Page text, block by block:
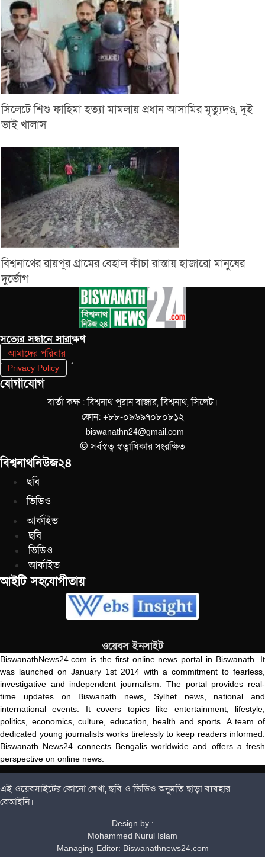
সিলেটে শিশু ফাহিমা হত্যা মামলায় প্রধান আসামির মৃত্যুদণ্ড, দুই
ভাই খালাস
বিশ্বনাথের রায়পুর গ্রামের বেহাল কাঁচা রাস্তায় হাজারো মানুষের
দুর্ভোগ
সত‌্যের সন্ধানে সারাক্ষণ
আমাদের পরিবার
Privacy Policy
যোগাযোগ
বার্তা কক্ষ : বিশ্বনাথ পুরান বাজার, বিশ্বনাথ, সিলেট।
ফোন: +৮৮-০৯৬৯৭০৮০৮১২
biswanathn24@gmail.com
© সর্বস্বত্ব স্বত্বাধিকার সংরক্ষিত
বিশ্বনাথনিউজ২৪
ছবি
ভিডিও
আর্কাইভ
ছবি
ভিডিও
আর্কাইভ
আইটি সহযোগীতায়
ওয়েবস ইনসাইট
BiswanathNews24.com is the first online news portal in Biswanath. It
was launched on January 1st 2014 with a commitment to fearless,
investigative and independent journalism. The portal provides real-
time updates on Biswanath news, Sylhet news, national and
international events. It covers topics like entertainment, lifestyle,
politics, economics, culture, education, health and sports. A team of
dedicated young journalists works tirelessly to keep readers informed.
Biswanath News24 connects Bengalis worldwide and offers a fresh
perspective on online news.
এই ওয়েবসাইটের কোনো লেখা, ছবি ও ভিডিও অনুমতি ছাড়া ব্যবহার
বেআইনি।
Design by :
Mohammed Nurul Islam
Managing Editor: Biswanathnews24.com